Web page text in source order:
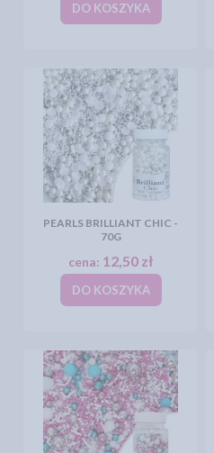
DO KOSZYKA
PEARLS BRILLIANT CHIC -
70G
cena: 12,50 zł
DO KOSZYKA